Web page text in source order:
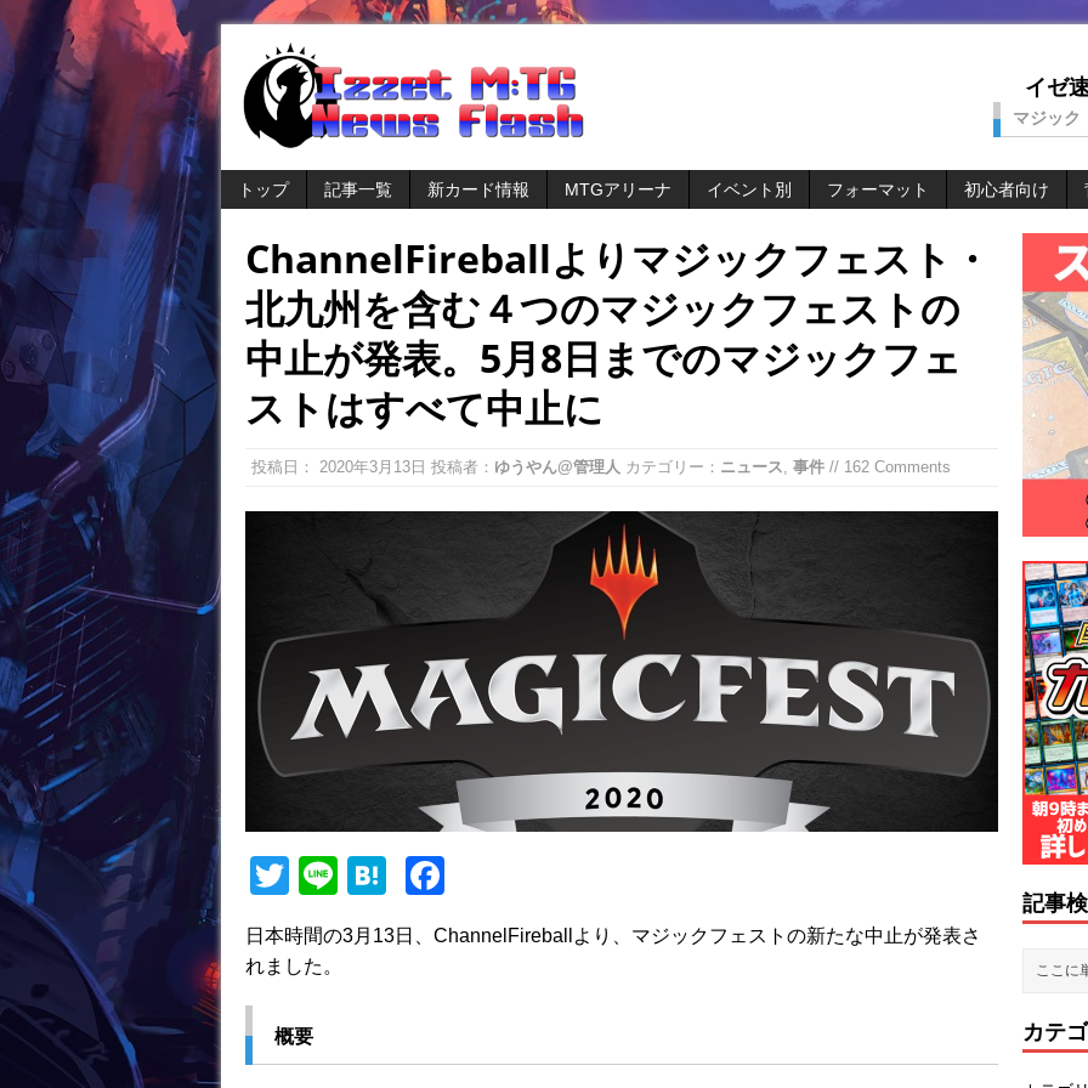
イゼ
マジック
トップ 記事一覧 新カード情報 MTGアリーナ イベント別 フォーマット 初心者向け
ChannelFireballよりマジックフェスト・
北九州を含む４つのマジックフェストの
中止が発表。5月8日までのマジックフェ
ストはすべて中止に
投稿日： 2020年3月13日 投稿者： ゆうやん@管理人 カテゴリー： ニュース, 事件 // 162 Comments
T
w
itt
Li
e
H
e
c
o
日本時間の3月13日、ChannelFireballより、マジックフェストの新たな中止が発表さ
れました。
概要
記事
カテ